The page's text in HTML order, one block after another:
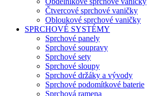
Čtvercové sprchové vaničky
Obloukové sprchové vaničky
SPRCHOVÉ SYSTÉMY
Sprchové panely
Sprchové soupravy
Sprchové sety
Sprchové sloupy
Sprchové držáky a vývody
Sprchové podomítkové baterie
Sprchová ramena